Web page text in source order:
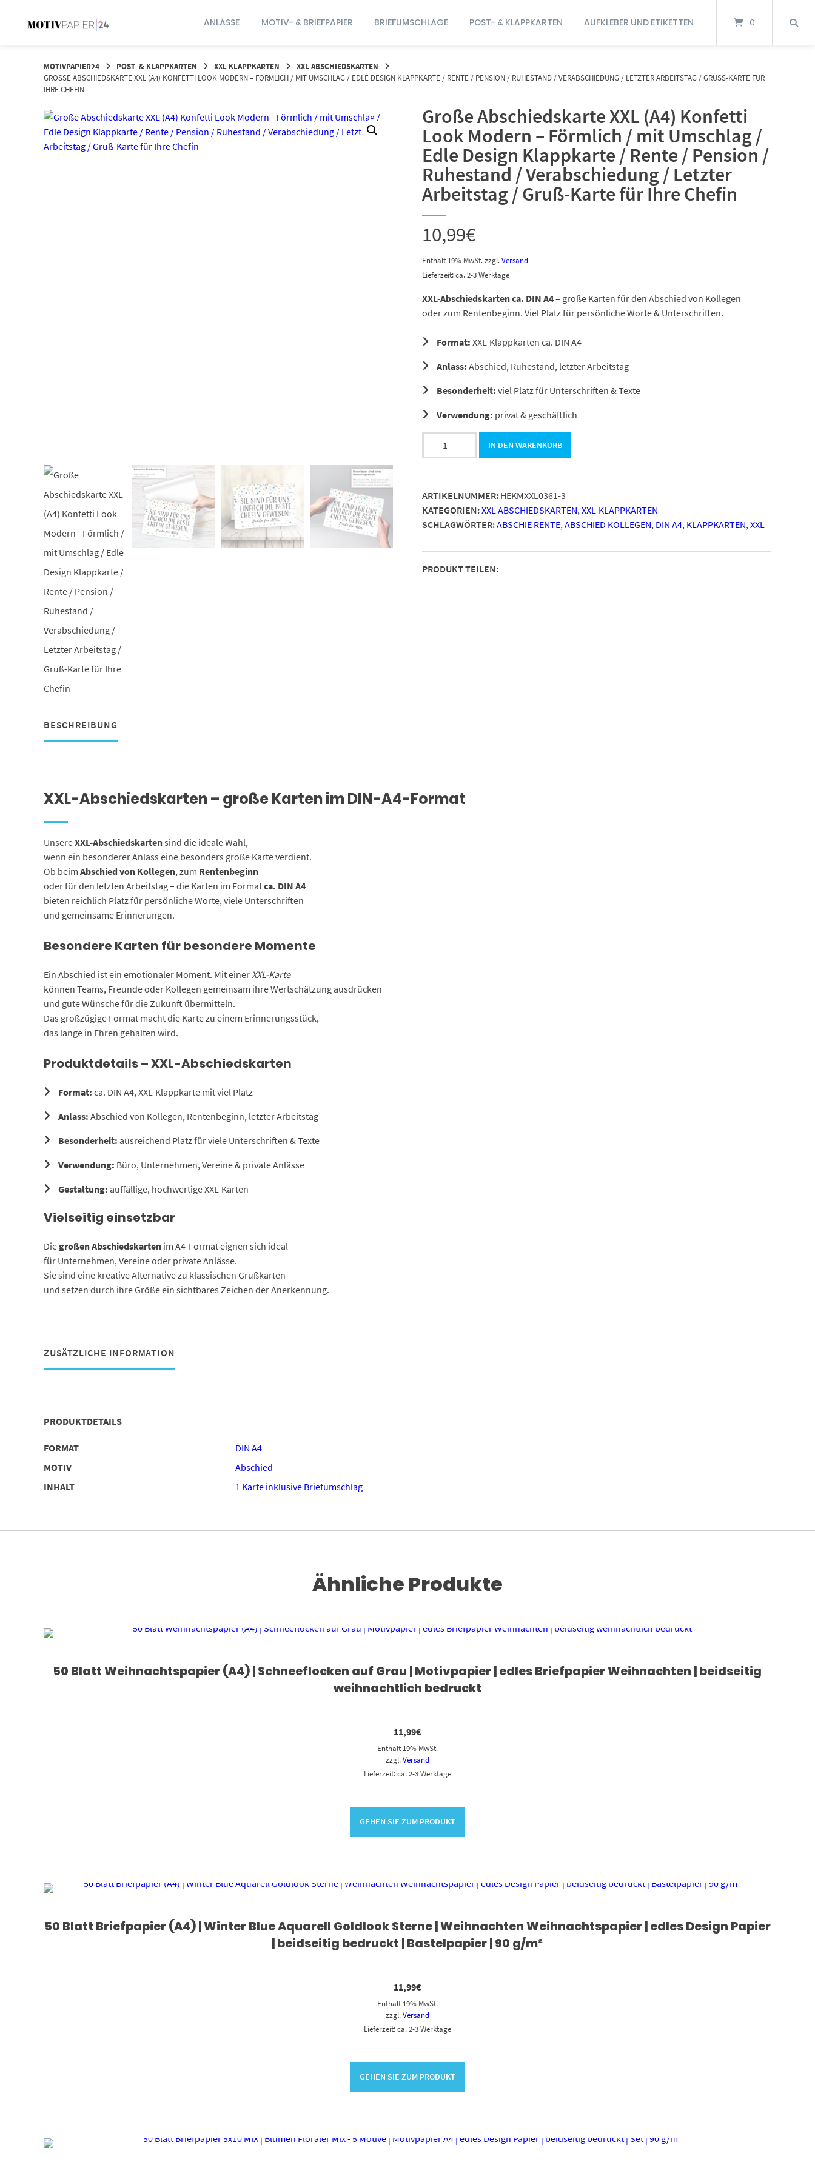
ANLÄSSE MOTIV- & BRIEFPAPIER BRIEFUMSCHLÄGE POST- & KLAPPKARTEN AUFKLEBER UND ETIKETTEN 0
MOTIVPAPIER24 POST- & KLAPPKARTEN XXL-KLAPPKARTEN
XXL ABSCHIEDSKARTEN
GROSSE ABSCHIEDSKARTE XXL (A4) KONFETTI LOOK MODERN – FÖRMLICH / MIT UMSCHLAG / EDLE DESIGN KLAPPKARTE / RENTE / PENSION / RUHESTAND / VERABSCHIEDUNG / LETZTER ARBEITSTAG / GRUSS-KARTE FÜR IH
RE CHEFIN
Große Abschiedskarte XXL (A4) Konfetti
Look Modern – Förmlich / mit Umschlag /
Edle Design Klappkarte / Rente / Pension /
Ruhestand / Verabschiedung / Letzter
Arbeitstag / Gruß-Karte für Ihre Chefin
10,99€
Enthält 19% MwSt.zzgl.Versand
Lieferzeit: ca. 2-3 Werktage
XXL-Abschiedskarten ca. DIN A4– große Karten für den Abschied von Kollegen
oder zum Rentenbeginn. Viel Platz für persönliche Worte & Unterschriften.
Format: XXL-Klappkarten ca. DIN A4
Anlass: Abschied, Ruhestand, letzter Arbeitstag
Besonderheit: viel Platz für Unterschriften & Texte
Verwendung: privat & geschäftlich
(A4)
Konfetti
Look
Modern
Förmlich
/
Ruhestand
Letzter
IN DEN WARENKORB
ARTIKELNUMMER: HEKMXXL0361-3
KATEGORIEN:XXL ABSCHIEDSKARTEN,XXL-KLAPPKARTEN
SCHLAGWÖRTER:ABSCHIE RENTE,ABSCHIED KOLLEGEN, DIN A4, KLAPPKARTEN,XXL
PRODUKT TEILEN:
BESCHREIBUNG
XXL-Abschiedskarten – große Karten im DIN-A4-Format
UnsereXXL-Abschiedskartensind die ideale Wahl,
wenn ein besonderer Anlass eine besonders große Karte verdient.
Ob beim Abschied von Kollegen, zum Rentenbeginn
oder für den letzten Arbeitstag – die Karten im Formatca. DIN A4
bieten reichlich Platz für persönliche Worte, viele Unterschriften
und gemeinsame Erinnerungen.
Besondere Karten für besondere Momente
Ein Abschied ist ein emotionaler Moment. Mit einerXXL-Karte
können Teams, Freunde oder Kollegen gemeinsam ihre Wertschätzung ausdrücken
und gute Wünsche für die Zukunft übermitteln.
Das großzügige Format macht die Karte zu einem Erinnerungsstück,
das lange in Ehren gehalten wird.
Produktdetails – XXL-Abschiedskarten
Format: ca. DIN A4, XXL-Klappkarte mit viel Platz
Anlass: Abschied von Kollegen, Rentenbeginn, letzter Arbeitstag
Besonderheit: ausreichend Platz für viele Unterschriften & Texte
Verwendung: Büro, Unternehmen, Vereine & private Anlässe
Gestaltung: auffällige, hochwertige XXL-Karten
Vielseitig einsetzbar
Diegroßen Abschiedskartenim A4-Format eignen sich ideal
für Unternehmen, Vereine oder private Anlässe.
Sie sind eine kreative Alternative zu klassischen Grußkarten
und setzen durch ihre Größe ein sichtbares Zeichen der Anerkennung.
ZUSÄTZLICHE INFORMATION
PRODUKTDETAILS
FORMAT
DIN A4
MOTIV
Abschied
INHALT
1 Karte inklusive Briefumschlag
Ähnliche Produkte
50 Blatt Weihnachtspapier (A4) | Schneeflocken auf Grau | Motivpapier | edles Briefpapier Weihnachten | beidseitig
weihnachtlich bedruckt
11,99€
Enthält 19% MwSt.
zzgl.Versand
Lieferzeit: ca. 2-3 Werktage
GEHEN SIE ZUM PRODUKT
50 Blatt Briefpapier (A4) | Winter Blue Aquarell Goldlook Sterne | Weihnachten Weihnachtspapier | edles Design Papier
| beidseitig bedruckt | Bastelpapier | 90 g/m²
11,99€
Enthält 19% MwSt.
zzgl.Versand
Lieferzeit: ca. 2-3 Werktage
GEHEN SIE ZUM PRODUKT